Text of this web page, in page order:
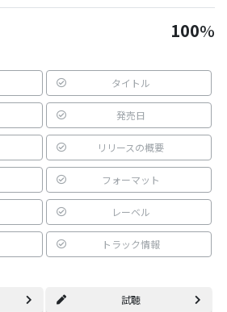
100%
タイトル
発売日
リリースの概要
フォーマット
レーベル
トラック情報
試聴